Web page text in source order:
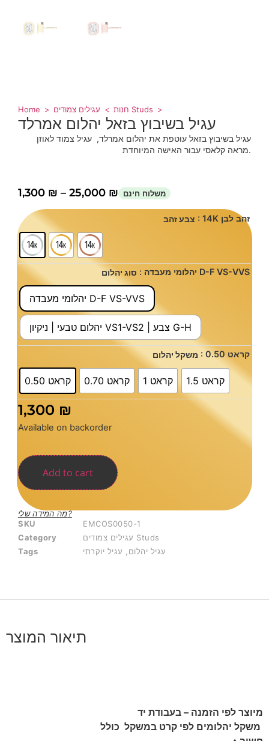
Home חנות עגילים צמודים Studs
עגיל בשיבוץ בזאל יהלום אמרלד
עגיל בשיבוץ בזאל עוטפת את יהלום אמרלד, עגיל צמוד לאוזן
מראה קלאסי עבור האישה המיוחדת.
1,300 ₪ – 25,000 ₪
צבע זהב : 14K זהב לבן
סוג יהלום : יהלומי מעבדה D-F VS-VVS
יהלומי מעבדה D-F VS-VVS
יהלום טבעי | ניקיון VS1-VS2 | צבע G-H
משקל יהלום : 0.50 קראט
0.50 קראט 0.70 קראט 1 קראט 1.5 קראט
1,300 ₪
Available on backorder
Add to cart
מה המידה שלי?
SKU
EMCOS0050-1
Category
עגילים צמודים Studs
Tags
עגיל יהלום עגיל יוקרתי
תיאור המוצר
מיוצר לפי הזמנה – בעבודת יד